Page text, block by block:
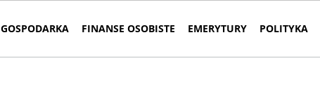
GOSPODARKA FINANSE OSOBISTE EMERYTURY POLITYKA